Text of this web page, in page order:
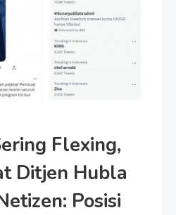
Flexing,
Ditjen Hubla
Posisi